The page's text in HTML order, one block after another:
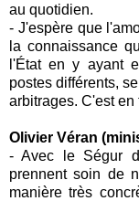
au quotidien.
- J'espère que
la connaissance
l'État en y ayant
postes différents,
arbitrages. C'est
Olivier Véran
-Avec le Ségur
prennent soin de
manière très